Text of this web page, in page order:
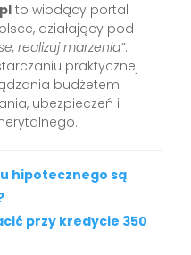
to wiodący portal
działający pod
realizuj marzenia”.
praktycznej
budżetem
ubezpieczeń i
hipotecznego są
przy kredycie 350